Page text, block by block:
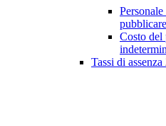
Costo del
Tassi di assenza